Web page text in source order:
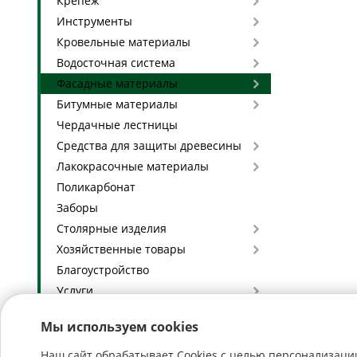
Инструменты
Кровельные материалы
Водосточная система
Фасадные материалы
Битумные материалы
Чердачные лестницы
Средства для защиты древесины
Лакокрасочные материалы
Поликарбонат
Заборы
Столярные изделия
Хозяйственные товары
Благоустройство
Услуги
Мы используем cookies